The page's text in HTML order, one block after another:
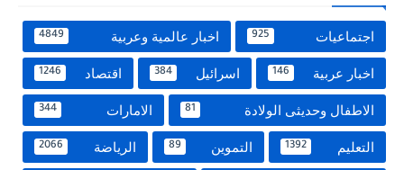
اجتماعيات 925 اخبار عالمية وعربية 4849
اخبار عربية 146 اسرائيل 384 اقتصاد 1246
الاطفال وحديثى الولادة 81 الامارات 344
التعليم 1392 التموين 89 الرياضة 2066